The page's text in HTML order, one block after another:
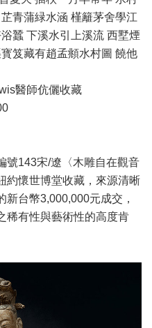
青蒲緑水涵 槿籬茅舍學江
蠶 下溪水引上溪流 西墅煙
笈藏有趙孟頫水村圖 饒他
醫師伉儷收藏
號143宋/遼〈木雕自在觀音
約懷世博堂收藏，來源清晰
新台幣3,000,000元成交，
稀有性與藝術性的高度肯